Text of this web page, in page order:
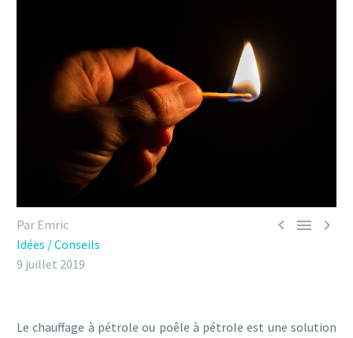
  
Par Emric
Idées / Conseils
9 juillet 2019
Le chauffage à pétrole ou poêle à pétrole est une solution